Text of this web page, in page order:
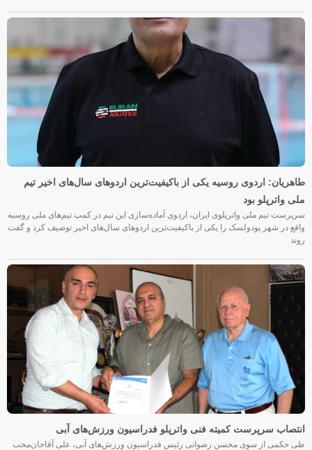
طاهریان: اردوی روسیه یکی از باکیفیت‌ترین اردوهای سال‌های اخیر تیم
ملی واترپلو بود
سرپرست تیم ملی واترپلوی ایران، اردوی آماده‌سازی این تیم در کمپ تیم‌های ملی روسیه
واقع در شهر پودولسک را یکی از باکیفیت‌ترین اردوهای سال‌های اخیر توصیف کرد و گفت
روند
انتصاب سرپرست کمیته فنی واترپلو فدراسیون ورزش‌های آبی
طی حکمی از سوی محسن رضوانی رئیس فدراسیون ورزش‌های آبی، علی آقاجان‌محب